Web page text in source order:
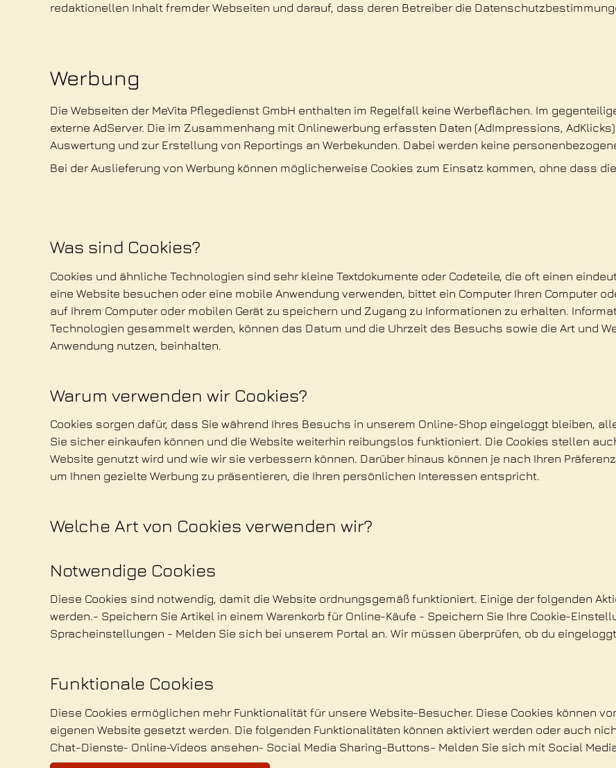
redaktionellen Inhalt fremder Webseiten und darauf, dass deren Betreiber die
Werbung
Die Webseiten der MeVita Pflegedienst GmbH enthalten im Regelfall keine Werbeflächen. Im
externe AdServer. Die im Zusammenhang mit Onlinewerbung erfassten Daten (AdImpressions,
Auswertung und zur Erstellung von Reportings an Werbekunden. Dabei werden keine
Bei der Auslieferung von Werbung können möglicherweise Cookies zum Einsatz kommen, ohne dass
Was sind Cookies?
Cookies und ähnliche Technologien sind sehr kleine Textdokumente oder Codeteile, die oft einen
eine Website besuchen oder eine mobile Anwendung verwenden, bittet ein Computer Ihren Computer
auf Ihrem Computer oder mobilen Gerät zu speichern und Zugang zu Informationen zu erhalten.
Technologien gesammelt werden, können das Datum und die Uhrzeit des Besuchs sowie die Art und
Anwendung nutzen, beinhalten.
Warum verwenden wir Cookies?
Cookies sorgen dafür, dass Sie während Ihres Besuchs in unserem Online-Shop eingeloggt bleiben,
Sie sicher einkaufen können und die Website weiterhin reibungslos funktioniert. Die Cookies stellen
Website genutzt wird und wie wir sie verbessern können. Darüber hinaus können je nach Ihren
um Ihnen gezielte Werbung zu präsentieren, die Ihren persönlichen Interessen entspricht.
Welche Art von Cookies verwenden wir?
Notwendige Cookies
Diese Cookies sind notwendig, damit die Website ordnungsgemäß funktioniert. Einige der folgenden
werden.- Speichern Sie Artikel in einem Warenkorb für Online-Käufe - Speichern Sie Ihre Cookie-
Spracheinstellungen - Melden Sie sich bei unserem Portal an. Wir müssen überprüfen, ob du
Funktionale Cookies
Diese Cookies ermöglichen mehr Funktionalität für unsere Website-Besucher. Diese Cookies können
eigenen Website gesetzt werden. Die folgenden Funktionalitäten können aktiviert werden oder auch
Chat-Dienste- Online-Videos ansehen- Social Media Sharing-Buttons- Melden Sie sich mit Social